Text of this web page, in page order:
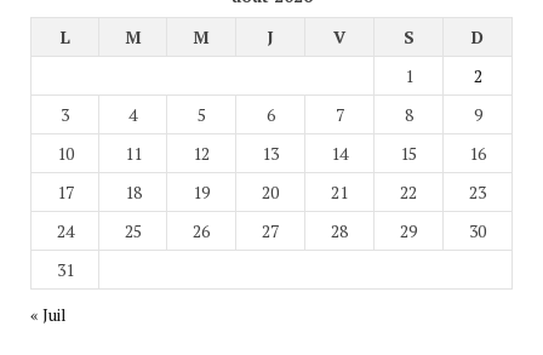
L
M M J V S
D
1
2
3
4 5 6 7 8
9
10
11 12 13 14 15
16
17
18 19 20 21 22
23
24
25 26 27 28 29
30
31
« Juil